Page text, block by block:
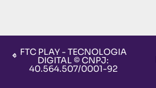
FTC PLAY - TECNOLOGIA
DIGITAL © CNPJ:
40.564.507/0001-92